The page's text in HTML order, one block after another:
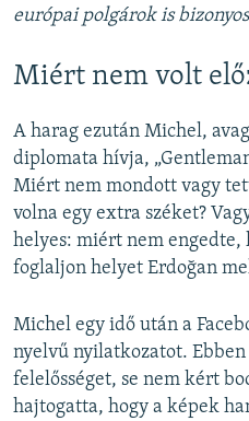
európai polgárok is
Miért nem volt
A harag ezután Michel,
diplomata hívja,
Miért nem mondott vagy
volna egy extra széket?
helyes: miért nem engedte,
foglaljon helyet Erdoğan
Michel egy idő után a
nyelvű nyilatkozatot.
felelősséget, se nem kért
hajtogatta, hogy a képek